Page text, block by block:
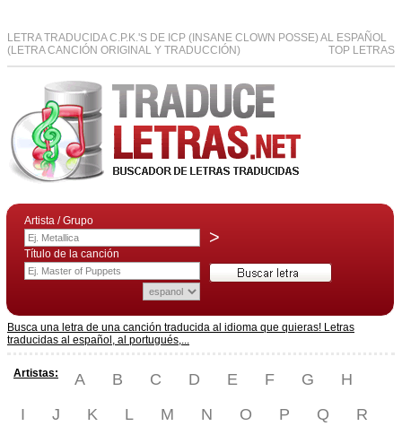
LETRA TRADUCIDA C.P.K.'S DE ICP (INSANE CLOWN POSSE) AL ESPAÑOL
(LETRA CANCIÓN ORIGINAL Y TRADUCCIÓN)
TOP LETRAS
Artista / Grupo
>
Título de la canción
Busca una letra de una canción traducida al idioma que quieras! Letras
traducidas al español, al portugués,...
Artistas: A B C D E F G
H
I
J K L M N O P Q
R